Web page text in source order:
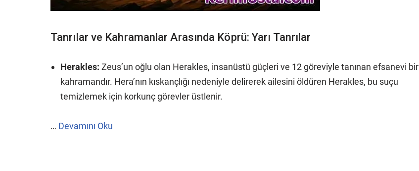
Tanrılar ve Kahramanlar Arasında Köprü: Yarı Tanrılar
Herakles: Zeus’un oğlu olan Herakles, insanüstü güçleri ve 12 göreviyle tanınan efsanevi bir
kahramandır. Hera’nın kıskançlığı nedeniyle delirerek ailesini öldüren Herakles, bu suçu
temizlemek için korkunç görevler üstlenir.
… Devamını Oku